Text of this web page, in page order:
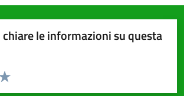
le informazioni su questa
la pagina
5 stelle su 5
4 stelle su 5
su 5
su 5
5